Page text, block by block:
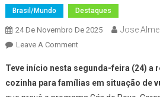
Brasil/Mundo Destaques
24 De Novembro De 2025 Jose
Leave A CommentOn
Gratuito
Para
Teve início nesta segunda-feira (24) a
cozinha para famílias em situação de